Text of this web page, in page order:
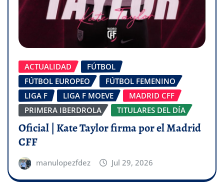
ACTUALIDAD
FÚTBOL
FÚTBOL EUROPEO
FÚTBOL FEMENINO
LIGA F
LIGA F MOEVE
MADRID CFF
PRIMERA IBERDROLA
TITULARES DEL DÍA
Oficial | Kate Taylor firma por el Madrid
CFF
manulopezfdez Jul 29, 2026